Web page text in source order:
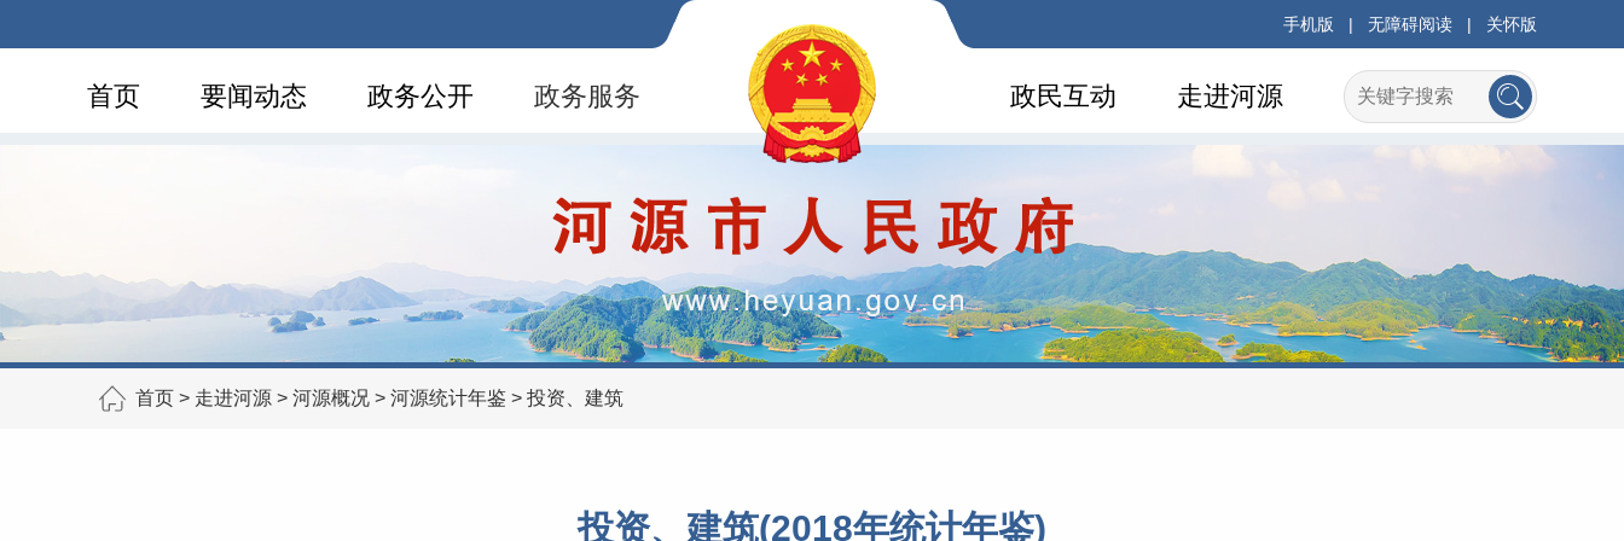
手机版 | 无障碍阅读 | 关怀版
首页 要闻动态 政务公开 政务服务 走进河源
政民互动
首页 > 走进河源 > 河源概况 > 河源统计年鉴 > 投资、建筑
投资、建筑(2018年统计年鉴)